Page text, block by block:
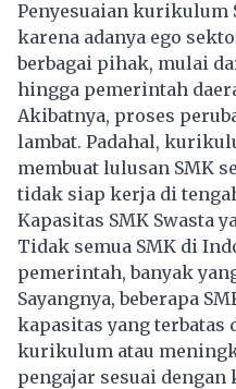
Penyesuaian kurikulum
karena adanya ego
berbagai pihak, mulai
hingga pemerintah
Akibatnya, proses
lambat. Padahal,
membuat lulusan SMK
tidak siap kerja di
Kapasitas SMK Swasta
Tidak semua SMK di
pemerintah, banyak
Sayangnya, beberapa
kapasitas yang terbatas
kurikulum atau
pengajar sesuai